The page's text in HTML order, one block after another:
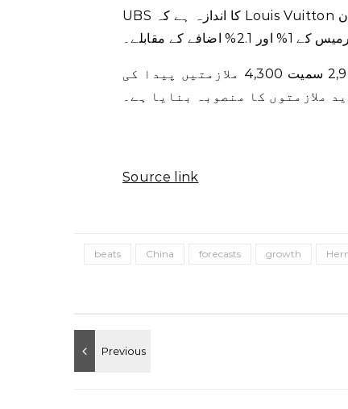
UBS کا اندازہ ہے کہ Louis Vuitton نے 2020 میں قیمتوں میں 9.6% اور 2022 میں 3.7% اضافہ کیا، ان
اضافے کے مقابلے۔
ہرمیس نے کہا کہ اس نے گزشتہ تین سالوں میں فرانس میں 2,900 سمیت 4,300 ملازمتیں پیدا کی
ملازمتوں کا منصوبہ بنایا ہے۔
Source link
beats China forecasts growth